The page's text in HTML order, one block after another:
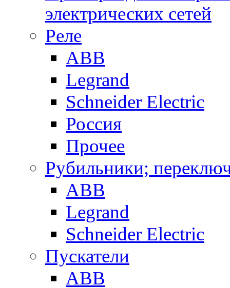
электрических сетей
Реле
ABB
Legrand
Schneider Electric
Россия
Прочее
Рубильники;
ABB
Legrand
Schneider Electric
Пускатели
ABB